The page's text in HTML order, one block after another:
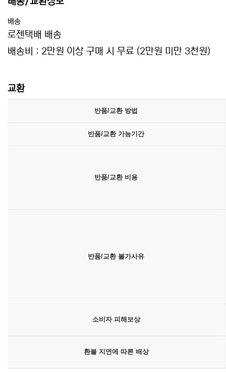
배송
로젠택배 배송
배송비 : 2만원 이상 구매 시 무료 (2만원 미만 3천원)
교환
반품/교환 방법
반품/교환 가능기간
반품/교환 비용
반품/교환 불가사유
소비자 피해보상
환불 지연에 따른 배상